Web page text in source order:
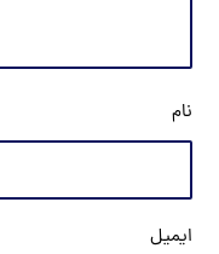
نام
ایمیل